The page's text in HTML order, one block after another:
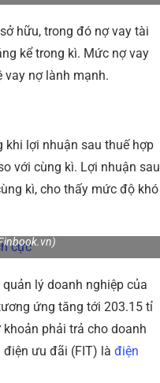
hữu, trong đó nợ vay tài
kể trong kì. Mức nợ vay
vay nợ lành mạnh.
khi lợi nhuận sau thuế hợp
với cùng kì. Lợi nhuận sau
kì, cho thấy mức độ khó
lý doanh nghiệp của
ứng tăng tới 203.15 tỉ
phải trả cho doanh
ưu đãi (FIT) là điện